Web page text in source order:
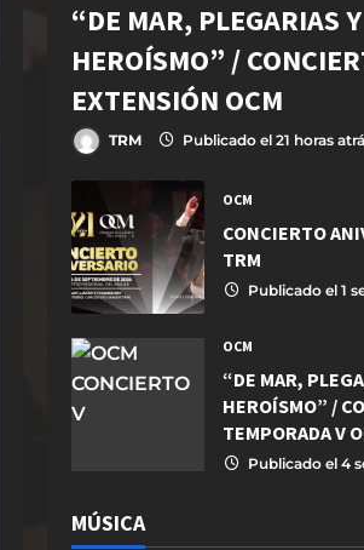
“DE MAR, PLEGARIAS Y
HEROÍSMO” /
EXTENSIÓN OCM
TRM Publicado el 21 horas
OCM
CONCIERTO
TRM
Publicado el 1
OCM
“DE MAR,
HEROÍSMO” /
TEMPORADA V
Publicado el 4
MÚSICA